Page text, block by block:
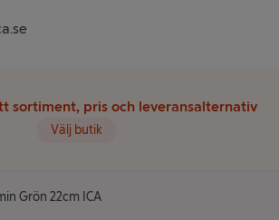
sortiment, pris och leveransalternativ
Välj butik
Grön 22cm ICA